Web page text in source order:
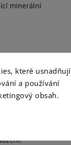
které usnadňují
a používání
obsah.
minerální
bez